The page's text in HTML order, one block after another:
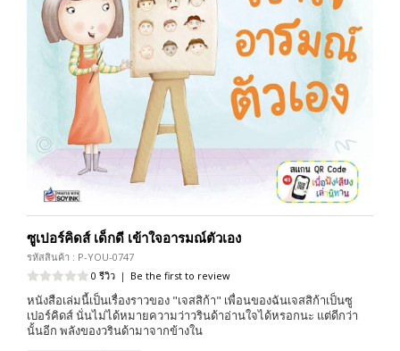
ซูเปอร์คิดส์ เด็กดี เข้าใจอารมณ์ตัวเอง
รหัสสินค้า : P-YOU-0747
0 รีวิว | Be the first to review
หนังสือเล่มนี้เป็นเรื่องราวของ "เจสสิก้า" เพื่อนของฉันเจสสิก้าเป็นซู
เปอร์คิดส์ นั่นไม่ได้หมายความว่าวรินด้าอ่านใจได้หรอกนะ แต่ดีกว่า
นั้นอีก พลังของวรินด้ามาจากข้างใน